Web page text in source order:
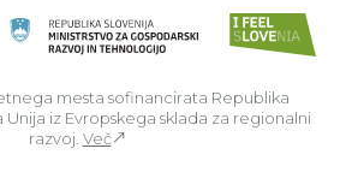
mesta sofinancirata Republika
Unija iz Evropskega sklada za regionalni
razvoj. Več